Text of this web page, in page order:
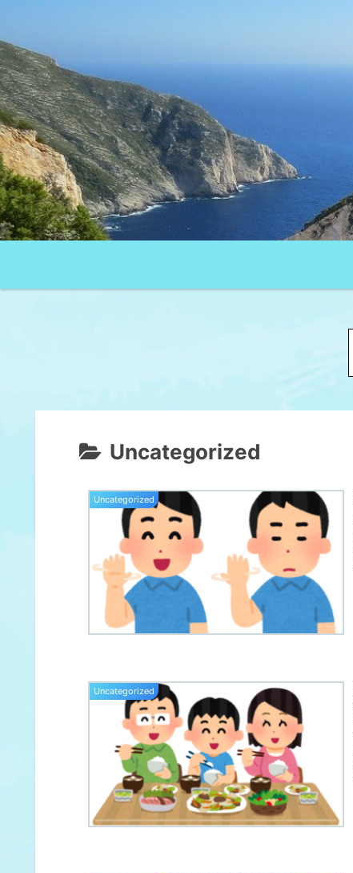
Uncategorized
Uncategorized
Uncategorized